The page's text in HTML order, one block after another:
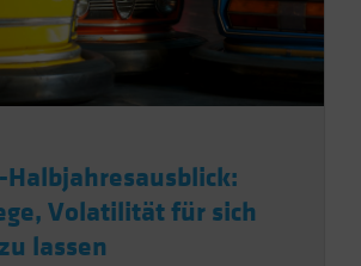
Volatilität für sich
lassen